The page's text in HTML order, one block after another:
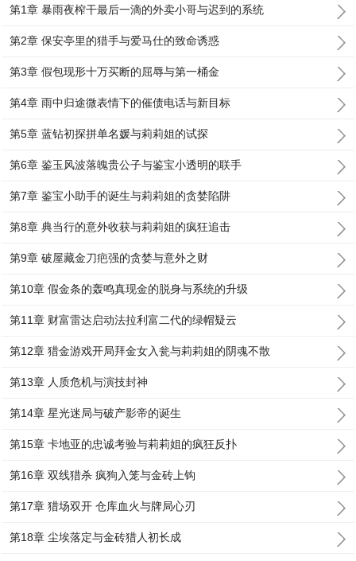
第1章 暴雨夜榨干最后一滴的外卖小哥与迟到的系统
第2章 保安亭里的猎手与爱马仕的致命诱惑
第3章 假包现形十万买断的屈辱与第一桶金
第4章 雨中归途微表情下的催债电话与新目标
第5章 蓝钻初探拼单名媛与莉莉姐的试探
第6章 鉴玉风波落魄贵公子与鉴宝小透明的联手
第7章 鉴宝小助手的诞生与莉莉姐的贪婪陷阱
第8章 典当行的意外收获与莉莉姐的疯狂追击
第9章 破屋藏金刀疤强的贪婪与意外之财
第10章 假金条的轰鸣真现金的脱身与系统的升级
第11章 财富雷达启动法拉利富二代的绿帽疑云
第12章 猎金游戏开局拜金女入瓮与莉莉姐的阴魂不散
第13章 人质危机与演技封神
第14章 星光迷局与破产影帝的诞生
第15章 卡地亚的忠诚考验与莉莉姐的疯狂反扑
第16章 双线猎杀 疯狗入笼与金砖上钩
第17章 猎场双开 仓库血火与牌局心刃
第18章 尘埃落定与金砖猎人初长成